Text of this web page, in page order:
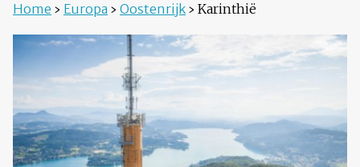
Home › Europa › Oostenrijk › Karinthië